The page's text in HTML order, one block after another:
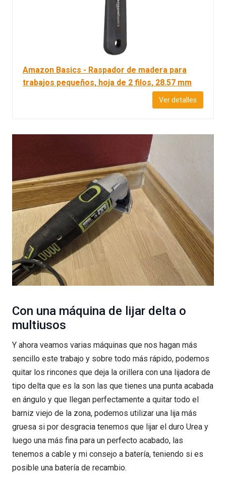
Amazon Basics - Raspador de madera para
trabajos pequeños, hoja de 2 filos, 28.57 mm
Ver detalles
Con una máquina de lijar delta o
multiusos
Y ahora veamos varias máquinas que nos hagan más
sencillo este trabajo y sobre todo más rápido, podemos
quitar los rincones que deja la orillera con una lijadora de
tipo delta que es la son las que tienes una punta acabada
en ángulo y que llegan perfectamente a quitar todo el
barniz viejo de la zona, podemos utilizar una lija más
gruesa si por desgracia tenemos que lijar el duro Urea y
luego una más fina para un perfecto acabado, las
tenemos a cable y mi consejo a batería, teniendo si es
posible una batería de recambio.